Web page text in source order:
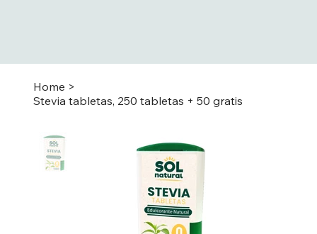
Home >
Stevia tabletas, 250 tabletas + 50 gratis